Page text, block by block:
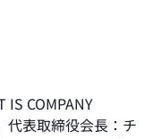
IS COMPANY
代表取締役会長：チ